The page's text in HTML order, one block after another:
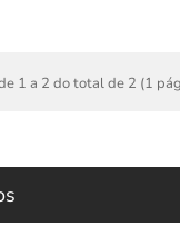
1 a 2 do total de 2 (1